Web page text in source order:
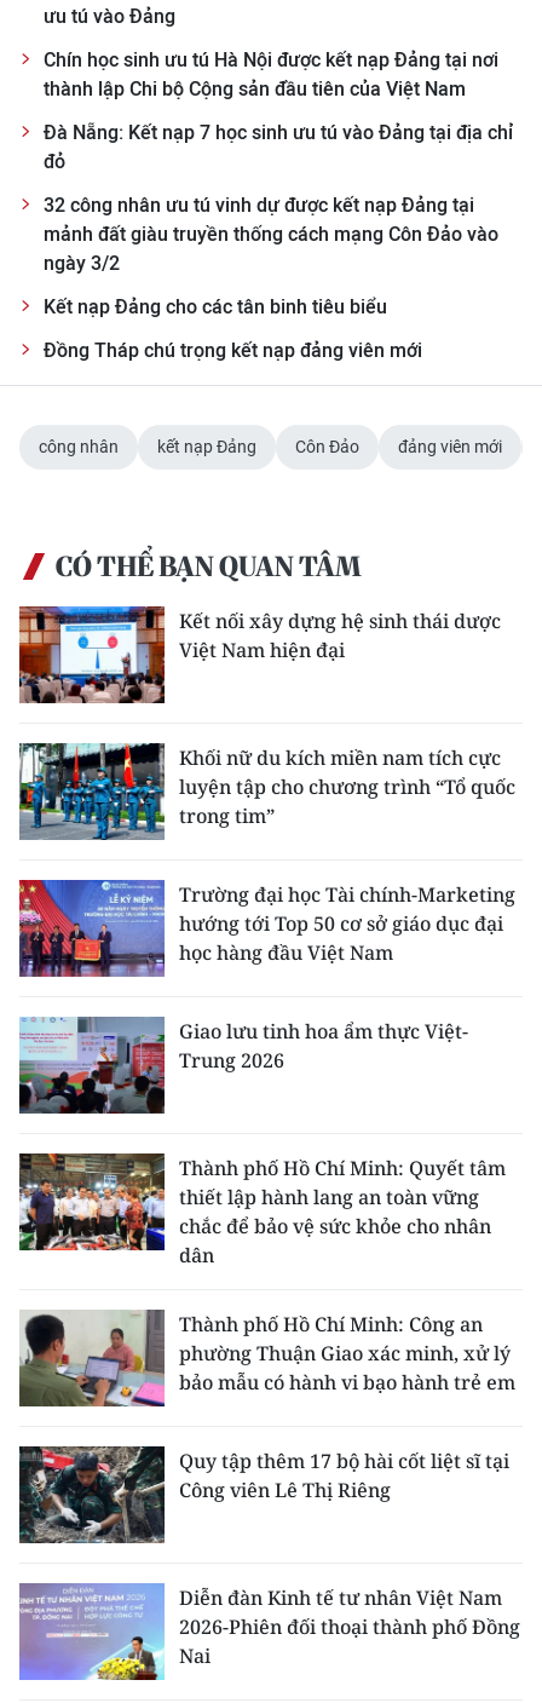
ưu tú vào Đảng
Chín học sinh ưu tú Hà Nội được kết nạp Đảng tại nơi
thành lập Chi bộ Cộng sản đầu tiên của Việt Nam
Đà Nẵng: Kết nạp 7 học sinh ưu tú vào Đảng tại địa chỉ
đỏ
32 công nhân ưu tú vinh dự được kết nạp Đảng tại
mảnh đất giàu truyền thống cách mạng Côn Đảo vào
ngày 3/2
Kết nạp Đảng cho các tân binh tiêu biểu
Đồng Tháp chú trọng kết nạp đảng viên mới
công nhân kết nạp Đảng Côn Đảo đảng viên mới
CÓ THỂ BẠN QUAN TÂM
Kết nối xây dựng hệ sinh thái dược
Việt Nam hiện đại
Khối nữ du kích miền nam tích cực
luyện tập cho chương trình “Tổ quốc
trong tim”
Trường đại học Tài chính-Marketing
hướng tới Top 50 cơ sở giáo dục đại
học hàng đầu Việt Nam
Giao lưu tinh hoa ẩm thực Việt-
Trung 2026
Thành phố Hồ Chí Minh: Quyết tâm
thiết lập hành lang an toàn vững
chắc để bảo vệ sức khỏe cho nhân
dân
Thành phố Hồ Chí Minh: Công an
phường Thuận Giao xác minh, xử lý
bảo mẫu có hành vi bạo hành trẻ em
Quy tập thêm 17 bộ hài cốt liệt sĩ tại
Công viên Lê Thị Riêng
Diễn đàn Kinh tế tư nhân Việt Nam
2026-Phiên đối thoại thành phố Đồng
Nai